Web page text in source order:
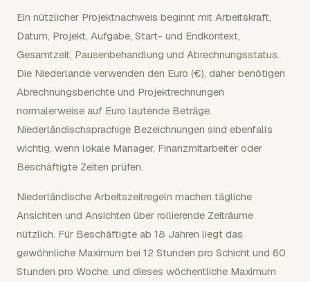
Ein nützlicher Projektnachweis beginnt mit Arbeitskraft,
Datum, Projekt, Aufgabe, Start- und Endkontext,
Gesamtzeit, Pausenbehandlung und Abrechnungsstatus.
Die Niederlande verwenden den Euro (€), daher benötigen
Abrechnungsberichte und Projektrechnungen
normalerweise auf Euro lautende Beträge.
Niederländischsprachige Bezeichnungen sind ebenfalls
wichtig, wenn lokale Manager, Finanzmitarbeiter oder
Beschäftigte Zeiten prüfen.
Niederländische Arbeitszeitregeln machen tägliche
Ansichten und Ansichten über rollierende Zeiträume
nützlich. Für Beschäftigte ab 18 Jahren liegt das
gewöhnliche Maximum bei 12 Stunden pro Schicht und 60
Stunden pro Woche, und dieses wöchentliche Maximum